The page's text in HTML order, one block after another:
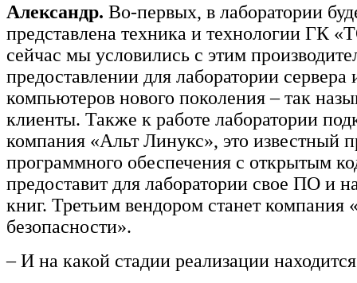
Александр. Во-первых, в лаборатории
представлена техника и технологии ГК
сейчас мы условились с этим
предоставлении для лаборатории сервера
компьютеров нового поколения – так
клиенты. Также к работе лаборатории
компания «Альт Линукс», это известный
программного обеспечения с открытым
предоставит для лаборатории свое ПО и
книг. Третьим вендором станет компания
безопасности».
– И на какой стадии реализации